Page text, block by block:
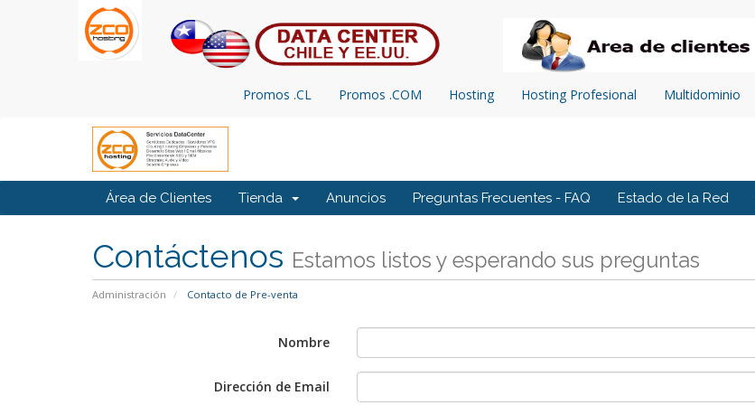
Promos .CL Promos .COM Hosting Hosting Profesional Multidominio
Área de Clientes Tienda Anuncios Preguntas Frecuentes - FAQ Estado de la Red
Contáctenos Estamos listos y esperando sus preguntas
Administración Contacto de Pre-venta
Nombre
Dirección de Email